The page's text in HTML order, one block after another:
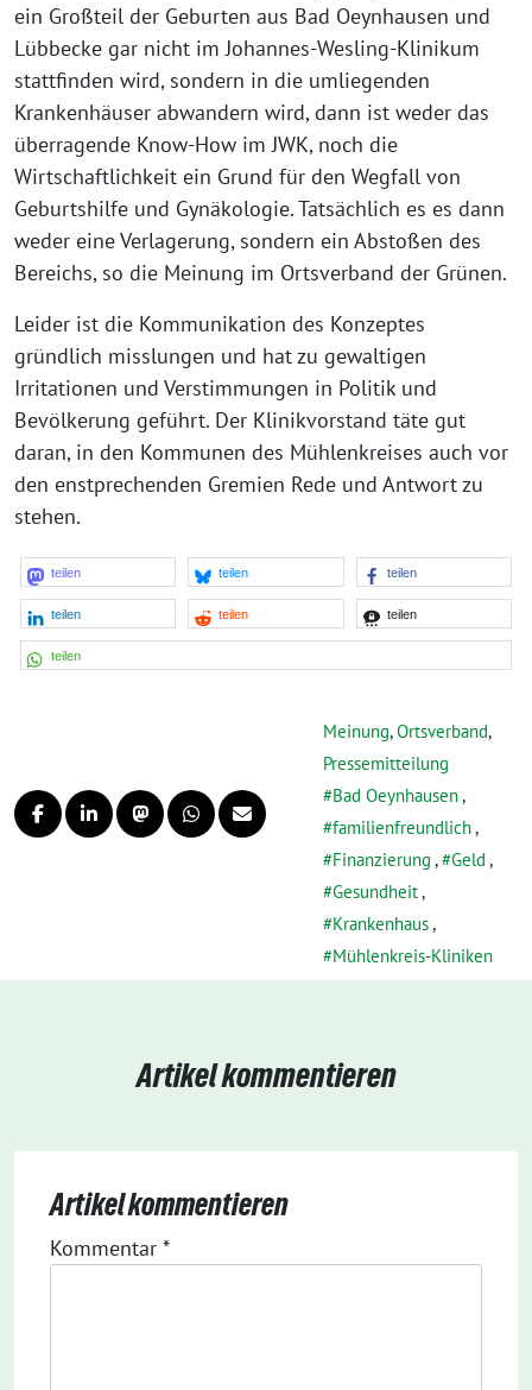
ein Großteil der Geburten aus Bad Oeynhausen und
Lübbecke gar nicht im Johannes-Wesling-Klinikum
stattfinden wird, sondern in die umliegenden
Krankenhäuser abwandern wird, dann ist weder das
überragende Know-How im JWK, noch die
Wirtschaftlichkeit ein Grund für den Wegfall von
Geburtshilfe und Gynäkologie. Tatsächlich es es dann
weder eine Verlagerung, sondern ein Abstoßen des
Bereichs, so die Meinung im Ortsverband der Grünen.
Leider ist die Kommunikation des Konzeptes
gründlich misslungen und hat zu gewaltigen
Irritationen und Verstimmungen in Politik und
Bevölkerung geführt. Der Klinikvorstand täte gut
daran, in den Kommunen des Mühlenkreises auch vor
den enstprechenden Gremien Rede und Antwort zu
stehen.
teilen teilen teilen
teilen teilen teilen
teilen
Meinung,Ortsverband,
Pressemitteilung
Bad Oeynhausen,
familienfreundlich,
Finanzierung , Geld ,
Gesundheit,
Krankenhaus,
Mühlenkreis-Kliniken
Artikel kommentieren
Artikel kommentieren
Kommentar *